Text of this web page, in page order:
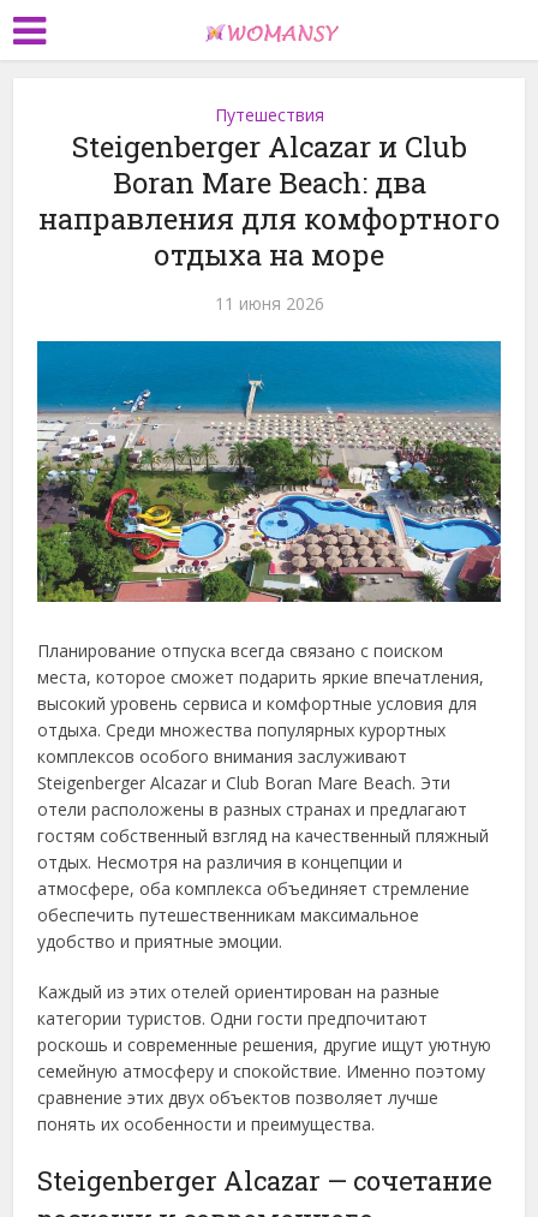
Путешествия
Steigenberger Alcazar и Club
Boran Mare Beach: два
направления для комфортного
отдыха на море
11 июня 2026
Планирование отпуска всегда связано с поиском
места, которое сможет подарить яркие впечатления,
высокий уровень сервиса и комфортные условия для
отдыха. Среди множества популярных курортных
комплексов особого внимания заслуживают
Steigenberger Alcazar и Club Boran Mare Beach. Эти
отели расположены в разных странах и предлагают
гостям собственный взгляд на качественный пляжный
отдых. Несмотря на различия в концепции и
атмосфере, оба комплекса объединяет стремление
обеспечить путешественникам максимальное
удобство и приятные эмоции.
Каждый из этих отелей ориентирован на разные
категории туристов. Одни гости предпочитают
роскошь и современные решения, другие ищут уютную
семейную атмосферу и спокойствие. Именно поэтому
сравнение этих двух объектов позволяет лучше
понять их особенности и преимущества.
Steigenberger Alcazar — сочетание